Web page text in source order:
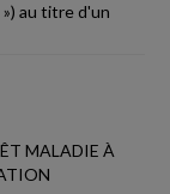
») au titre d'un
MALADIE À